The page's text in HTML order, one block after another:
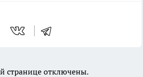
странице отключены.